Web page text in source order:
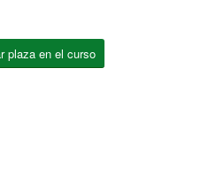
plaza en el curso